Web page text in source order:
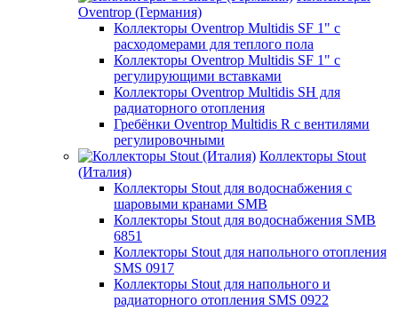
Oventrop (Германия)
Коллекторы Oventrop Multidis SF 1" с
расходомерами для теплого пола
Коллекторы Oventrop Multidis SF 1" с
регулирующими вставками
Коллекторы Oventrop Multidis SH для
радиаторного отопления
Гребёнки Oventrop Multidis R с вентилями
регулировочными
Коллекторы Stout
(Италия)
Коллекторы Stout для водоснабжения с
шаровыми кранами SMB
Коллекторы Stout для водоснабжения SMB
6851
Коллекторы Stout для напольного отопления
SMS 0917
Коллекторы Stout для напольного и
радиаторного отопления SMS 0922